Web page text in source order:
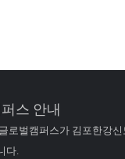
스 안내
로벌캠퍼스가 김포한강
다.